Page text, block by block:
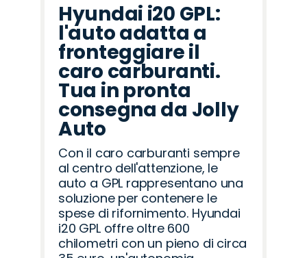
Hyundai i20 GPL:
l'auto adatta a
fronteggiare il
caro carburanti.
Tua in pronta
consegna da Jolly
Auto
Con il caro carburanti sempre
al centro dell'attenzione, le
auto a GPL rappresentano una
soluzione per contenere le
spese di rifornimento. Hyundai
i20 GPL offre oltre 600
chilometri con un pieno di circa